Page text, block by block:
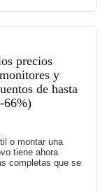
precios
y
de hasta
66%)
o montar una
tiene ahora
completas que se